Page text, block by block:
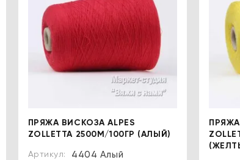
ПРЯЖА ВИСКОЗА ALPES
ZOLLETTA 2500М/100ГР (АЛЫЙ)
Артикул: 4404 Алый
ПРЯЖА